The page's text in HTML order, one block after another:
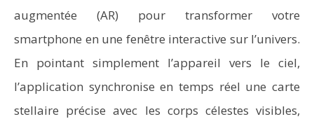
augmentée (AR) pour transformer votre
smartphone en une fenêtre interactive sur l’univers.
En pointant simplement l’appareil vers le ciel,
l’application synchronise en temps réel une carte
stellaire précise avec les corps célestes visibles,